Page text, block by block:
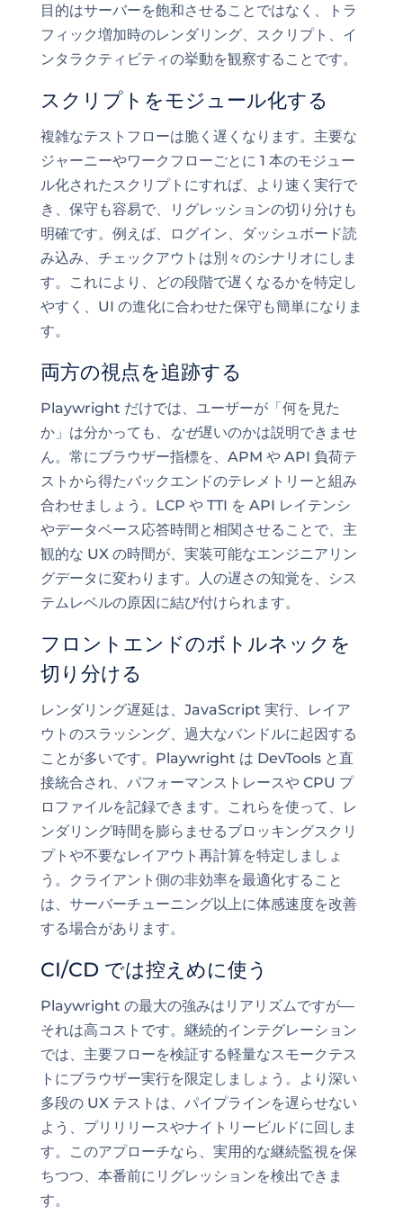
目的はサーバーを飽和させることではなく、トラ
フィック増加時のレンダリング、スクリプト、イ
ンタラクティビティの挙動を観察することです。
スクリプトをモジュール化する
複雑なテストフローは脆く遅くなります。主要な
ジャーニーやワークフローごとに 1 本のモジュー
ル化されたスクリプトにすれば、より速く実行で
き、保守も容易で、リグレッションの切り分けも
明確です。例えば、ログイン、ダッシュボード読
み込み、チェックアウトは別々のシナリオにしま
す。これにより、どの段階で遅くなるかを特定し
やすく、UI の進化に合わせた保守も簡単になりま
す。
両方の視点を追跡する
Playwright だけでは、ユーザーが「何を見た
か」は分かっても、 なぜ遅いのかは説明できませ
ん。常にブラウザー指標を、APM や API 負荷テ
ストから得たバックエンドのテレメトリーと組み
合わせましょう。LCP や TTI を API レイテンシ
やデータベース応答時間と相関させることで、主
観的な UX の時間が、実装可能なエンジニアリン
グデータに変わります。人の遅さの知覚を、シス
テムレベルの原因に結び付けられます。
フロントエンドのボトルネックを
切り分ける
レンダリング遅延は、JavaScript 実行、レイア
ウトのスラッシング、過大なバンドルに起因する
ことが多いです。Playwright は DevTools と直
接統合され、パフォーマンストレースや CPU プ
ロファイルを記録できます。これらを使って、レ
ンダリング時間を膨らませるブロッキングスクリ
プトや不要なレイアウト再計算を特定しましょ
う。クライアント側の非効率を最適化すること
は、サーバーチューニング以上に体感速度を改善
する場合があります。
CI/CD では控えめに使う
Playwright の最大の強みはリアリズムですが—
それは高コストです。継続的インテグレーション
では、主要フローを検証する軽量なスモークテス
トにブラウザー実行を限定しましょう。より深い
多段の UX テストは、パイプラインを遅らせない
よう、プリリリースやナイトリービルドに回しま
す。このアプローチなら、実用的な継続監視を保
ちつつ、本番前にリグレッションを検出できま
す。